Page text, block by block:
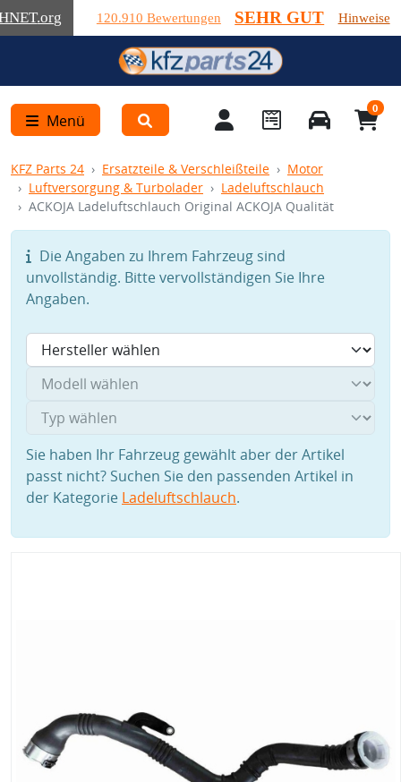
.org 120.910 Bewertungen SEHR GUT Hinweise
Menü
0
KFZ Parts 24 Ersatzteile & Verschleißteile
Motor
Luftversorgung & Turbolader
Ladeluftschlauch
ACKOJA Ladeluftschlauch Original ACKOJA Qualität
Die Angaben zu Ihrem Fahrzeug sind
unvollständig. Bitte vervollständigen Sie Ihre
Angaben.
Sie haben Ihr Fahrzeug gewählt aber der Artikel
passt nicht? Suchen Sie den passenden Artikel in
der Kategorie Ladeluftschlauch.